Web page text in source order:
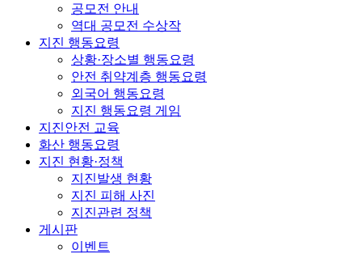
공모전 안내
역대 공모전 수상작
지진 행동요령
상황·장소별 행동요령
안전 취약계층 행동요령
외국어 행동요령
지진 행동요령 게임
지진안전 교육
화산 행동요령
지진 현황·정책
지진발생 현황
지진 피해 사진
지진관련 정책
게시판
이벤트